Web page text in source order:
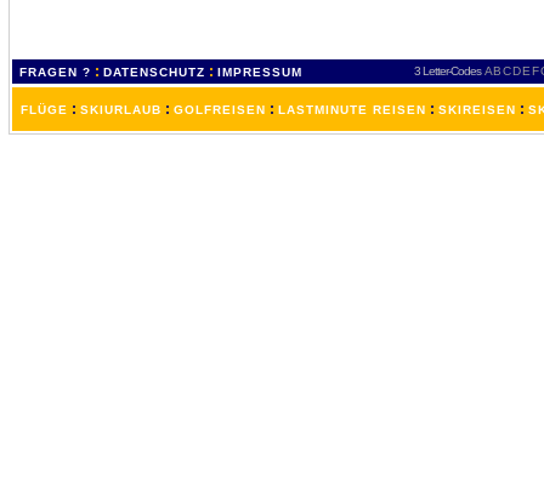
FRAGEN ? : DATENSCHUTZ : IMPRESSUM 3 Letter-Codes ABCDEF
FLÜGE : SKIURLAUB : GOLFREISEN : LASTMINUTE REISEN : SKIREISEN :